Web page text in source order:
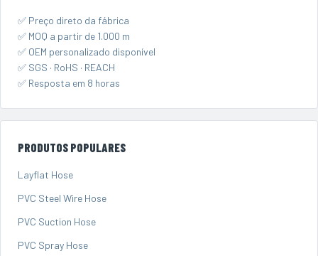
✅ Preço direto da fábrica
✅ MOQ a partir de 1.000 m
✅ OEM personalizado disponível
✅ SGS · RoHS · REACH
✅ Resposta em 8 horas
PRODUTOS POPULARES
Layflat Hose
PVC Steel Wire Hose
PVC Suction Hose
PVC Spray Hose